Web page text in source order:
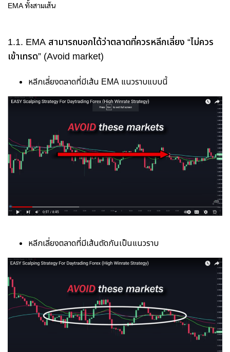
EMAทั้งสามเส้น
1.1. EMA สามารถบอกได้ว่าตลาดที่ควรหลีกเลี่ยง “ไม่ควร
เข้าเทรด” (Avoid market)
หลีกเลี่ยงตลาดที่มีเส้น EMA แนวราบแบบนี้
หลีกเลี่ยงตลาดที่มีเส้นตัดกันเป็นแนวราบ